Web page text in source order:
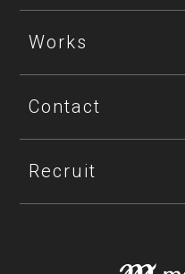
Works
Contact
Recruit